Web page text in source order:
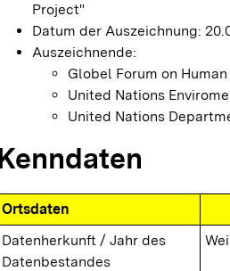
Project"
Datum der Auszeichnung:
Auszeichnende:
Globel Forum on
United Nations
United Nations
Ortsdaten
Datenherkunft / Jahr des
Datenbestandes